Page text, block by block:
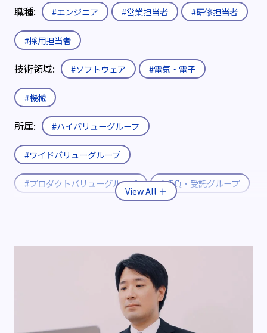
職種: #エンジニア #営業担当者 #研修担当者
#採用担当者
技術領域: #ソフトウェア #電気・電子
#機械
所属: #ハイバリューグループ
#ワイドバリューグループ
#プロダクトバリューグループ #請負・受託グループ
#エキスパート補佐
#社内公募制度
#転職支援制度 #継続雇用制度